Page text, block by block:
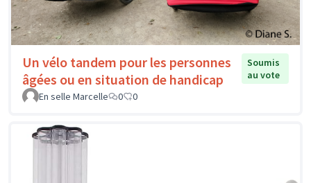
Un vélo tandem pour les personnes
âgées ou en situation de handicap
Soumis
au vote
En selle Marcelle
0 0